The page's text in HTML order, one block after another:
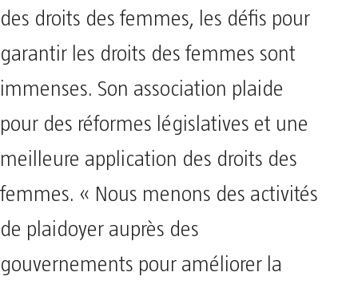
des droits des femmes, les défis pour
garantir les droits des femmes sont
immenses. Son association plaide
pour des réformes législatives et une
meilleure application des droits des
femmes. « Nous menons des activités
de plaidoyer auprès des
gouvernements pour améliorer la